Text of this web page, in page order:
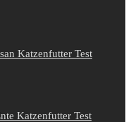
Katzenfutter Test
Katzenfutter Test